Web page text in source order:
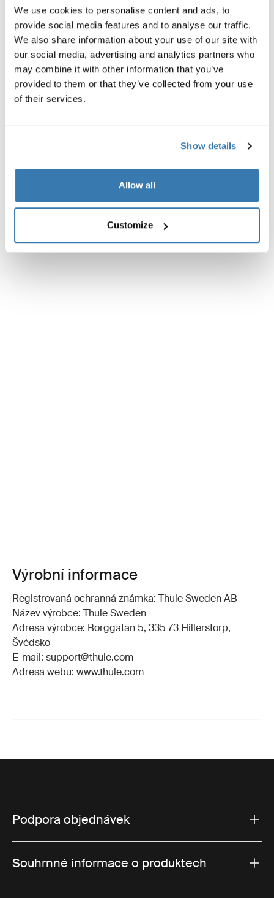
We use cookies to personalise content and ads, to
provide social media features and to analyse our traffic.
We also share information about your use of our site with
our social media, advertising and analytics partners who
may combine it with other information that you’ve
provided to them or that they’ve collected from your use
of their services.
Show details
Allow all
Customize
Toggle features
Všechny funkce
Výrobní informace
Registrovaná ochranná známka: Thule Sweden AB
Název výrobce: Thule Sweden
Adresa výrobce: Borggatan 5, 335 73 Hillerstorp,
Švédsko
E-mail: support@thule.com
Adresa webu: www.thule.com
Podpora objednávek
Souhrnné informace o produktech